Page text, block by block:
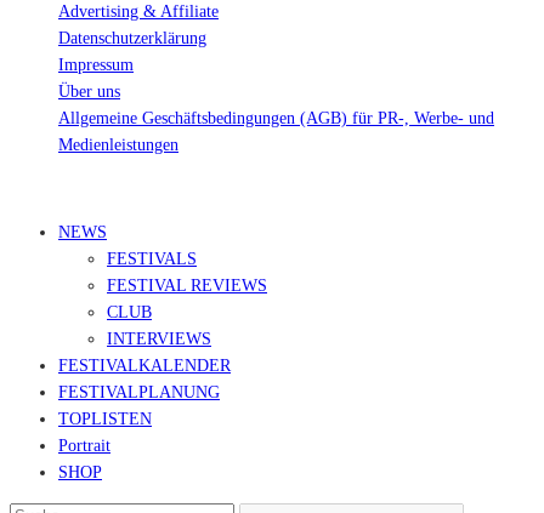
Advertising & Affiliate
Datenschutzerklärung
Impressum
Über uns
Allgemeine Geschäftsbedingungen (AGB) für PR-, Werbe- und
Medienleistungen
NEWS
FESTIVALS
FESTIVAL REVIEWS
CLUB
INTERVIEWS
FESTIVALKALENDER
FESTIVALPLANUNG
TOPLISTEN
Portrait
SHOP